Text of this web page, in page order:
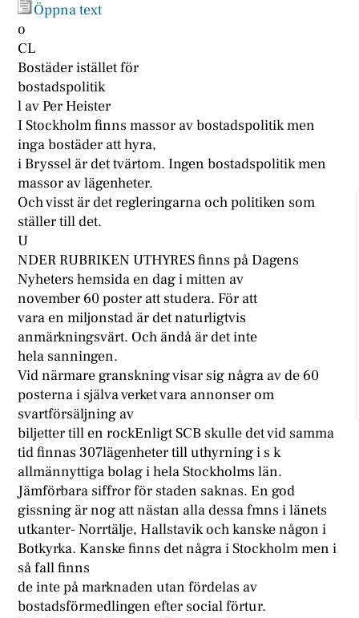
Öppna text
o
CL
Bostäder istället för
bostadspolitik
l av Per Heister
I Stockholm finns massor av bostadspolitik men
inga bostäder att hyra,
i Bryssel är det tvärtom. Ingen bostadspolitik men
massor av lägenheter.
Och visst är det regleringarna och politiken som
ställer till det.
U
NDER RUBRIKEN UTHYRES finns på Dagens
Nyheters hemsida en dag i mitten av
november 60 poster att studera. För att
vara en miljonstad är det naturligtvis
anmärkningsvärt. Och ändå är det inte
hela sanningen.
Vid närmare granskning visar sig några av de 60
posterna i själva verket vara annonser om
svartförsäljning av
biljetter till en rockEnligt SCB skulle det vid samma
tid finnas 307lägenheter till uthyrning i s k
allmännyttiga bolag i hela Stockholms län.
Jämförbara siffror för staden saknas. En god
gissning är nog att nästan alla dessa fmns i länets
utkanter- Norrtälje, Hallstavik och kanske någon i
Botkyrka. Kanske finns det några i Stockholm men i
så fall finns
de inte på marknaden utan fördelas av
bostadsförmedlingen efter social förtur.